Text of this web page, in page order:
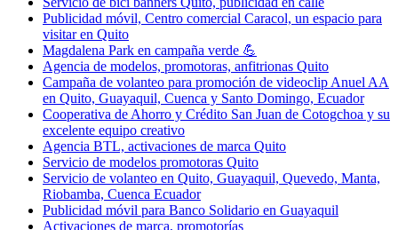
Publicidad móvil, Centro comercial Caracol, un espacio para
visitar en Quito
Magdalena Park en campaña verde 💪
Agencia de modelos, promotoras, anfitrionas Quito
Campaña de volanteo para promoción de videoclip Anuel AA
en Quito, Guayaquil, Cuenca y Santo Domingo, Ecuador
Cooperativa de Ahorro y Crédito San Juan de Cotogchoa y su
excelente equipo creativo
Agencia BTL, activaciones de marca Quito
Servicio de modelos promotoras Quito
Servicio de volanteo en Quito, Guayaquil, Quevedo, Manta,
Riobamba, Cuenca Ecuador
Publicidad móvil para Banco Solidario en Guayaquil
Activaciones de marca, promotorías